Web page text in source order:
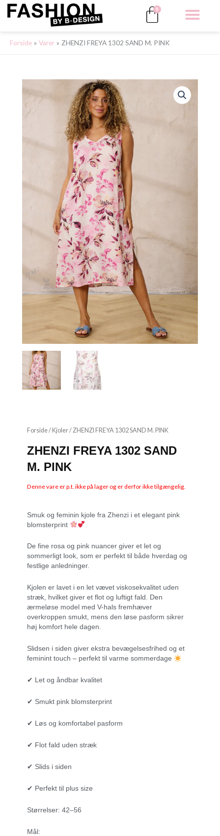
Gå
0
Kurv
Forside Varer ZHENZI FREYA 1302 SAND M. PINK
Forside/ Kjoler/ ZHENZI FREYA 1302 SAND M. PINK
ZHENZI FREYA 1302 SAND
M. PINK
Denne vare er p.t. ikke på lager og er derfor ikke tilgængelig.
Smuk og feminin kjole fra Zhenzi i et elegant pink
blomsterprint
De fine rosa og pink nuancer giver et let og
sommerligt look, som er perfekt til både hverdag og
festlige anledninger.
Kjolen er lavet i en let vævet viskosekvalitet uden
stræk, hvilket giver et flot og luftigt fald. Den
ærmeløse model med V-hals fremhæver
overkroppen smukt, mens den løse pasform sikrer
høj komfort hele dagen.
Slidsen i siden giver ekstra bevægelsesfrihed og et
feminint touch – perfekt til varme sommerdage
✔ Let og åndbar kvalitet
✔ Smukt pink blomsterprint
✔ Løs og komfortabel pasform
✔ Flot fald uden stræk
✔ Slids i siden
✔ Perfekt til plus size
Størrelser: 42–56
Mål: